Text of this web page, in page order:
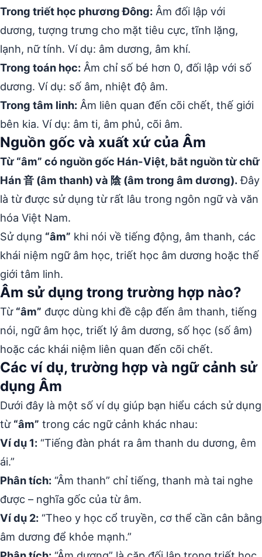
Trong triết học phương Đông: Âm đối lập với
dương, tượng trưng cho mặt tiêu cực, tĩnh lặng,
lạnh, nữ tính. Ví dụ: âm dương, âm khí.
Trong toán học: Âm chỉ số bé hơn 0, đối lập với số
dương. Ví dụ: số âm, nhiệt độ âm.
Trong tâm linh: Âm liên quan đến cõi chết, thế giới
bên kia. Ví dụ: âm ti, âm phủ, cõi âm.
Nguồn gốc và xuất xứ của Âm
Từ “âm” có nguồn gốc Hán-Việt, bắt nguồn từ chữ
Hán 音 (âm thanh) và 陰 (âm trong âm dương).Đây
là từ được sử dụng từ rất lâu trong ngôn ngữ và văn
hóa Việt Nam.
Sử dụng “âm” khi nói về tiếng động, âm thanh, các
khái niệm ngữ âm học, triết học âm dương hoặc thế
giới tâm linh.
Âm sử dụng trong trường hợp nào?
Từ “âm” được dùng khi đề cập đến âm thanh, tiếng
nói, ngữ âm học, triết lý âm dương, số học (số âm)
hoặc các khái niệm liên quan đến cõi chết.
Các ví dụ, trường hợp và ngữ cảnh sử
dụng Âm
Dưới đây là một số ví dụ giúp bạn hiểu cách sử dụng
từ “âm” trong các ngữ cảnh khác nhau:
Ví dụ 1: “Tiếng đàn phát ra âm thanh du dương, êm
ái.”
Phân tích: “Âm thanh” chỉ tiếng, thanh mà tai nghe
được – nghĩa gốc của từ âm.
Ví dụ 2: “Theo y học cổ truyền, cơ thể cần cân bằng
âm dương để khỏe mạnh.”